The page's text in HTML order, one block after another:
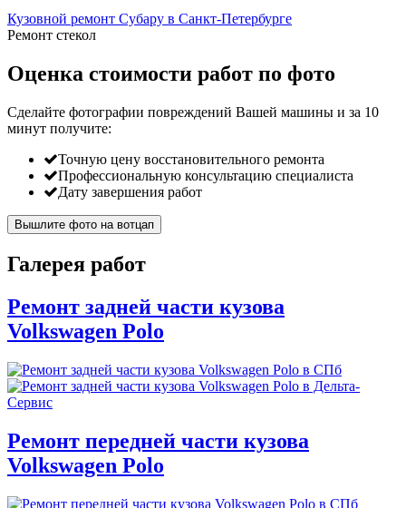
Кузовной ремонт Субару в Санкт-Петербурге
Ремонт стекол
Оценка стоимости работ по фото
Сделайте фотографии повреждений Вашей машины и за 10
минут получите:
Точную цену восстановительного ремонта
Профессиональную консультацию специалиста
Дату завершения работ
Вышлите фото на вотцап
Галерея работ
Ремонт задней части кузова
Volkswagen Polo
Ремонт передней части кузова
Volkswagen Polo